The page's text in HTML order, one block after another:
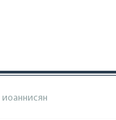
иоаннисян